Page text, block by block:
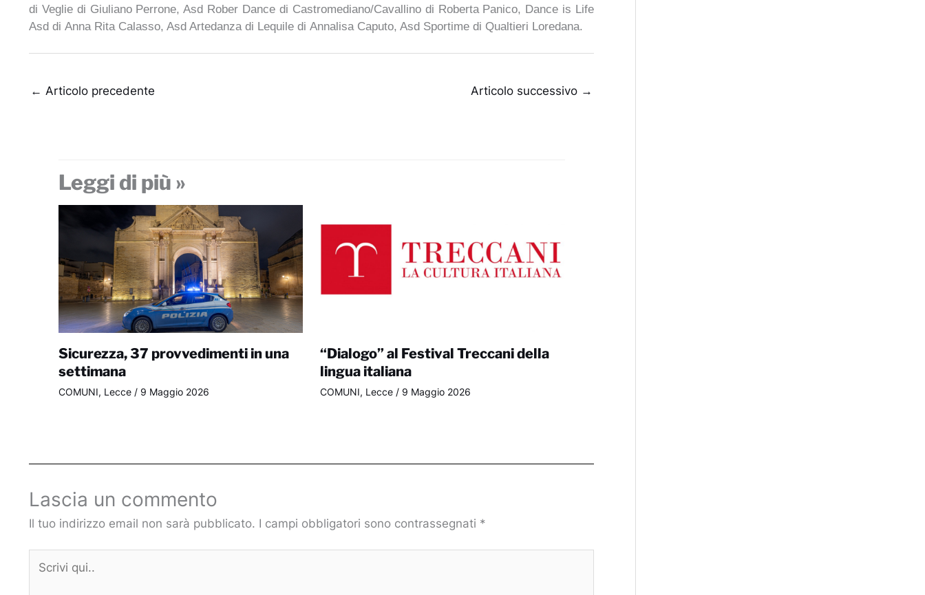
di Vegliedi Giuliano Perrone,Asd Rober Dance di Castromediano/Cavallinodi Roberta Panico, Dance is Life
Asd di Anna Rita Calasso, Asd Artedanzadi Lequile di Annalisa Caputo, Asd Sportime di Qualtieri Loredana.
← Articolo precedente Articolo successivo →
Leggi di più »
Sicurezza, 37 provvedimenti in una
settimana
COMUNI, Lecce/ 9 Maggio 2026
“Dialogo” al Festival Treccani della
lingua italiana
COMUNI, Lecce / 9 Maggio 2026
Lascia un commento
Il tuo indirizzo email non sarà pubblicato. I campi obbligatori sono contrassegnati *
qui..